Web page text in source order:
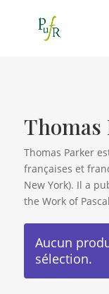
Thomas
Thomas Parker
françaises et
New York). Il a
the Work of
Aucun
sélection.